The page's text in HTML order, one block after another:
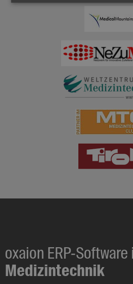
oxaion ERP-Software
Medizintechnik